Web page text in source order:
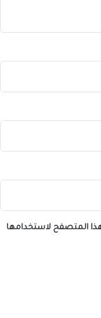
هذا المتصفح لاستخدامها